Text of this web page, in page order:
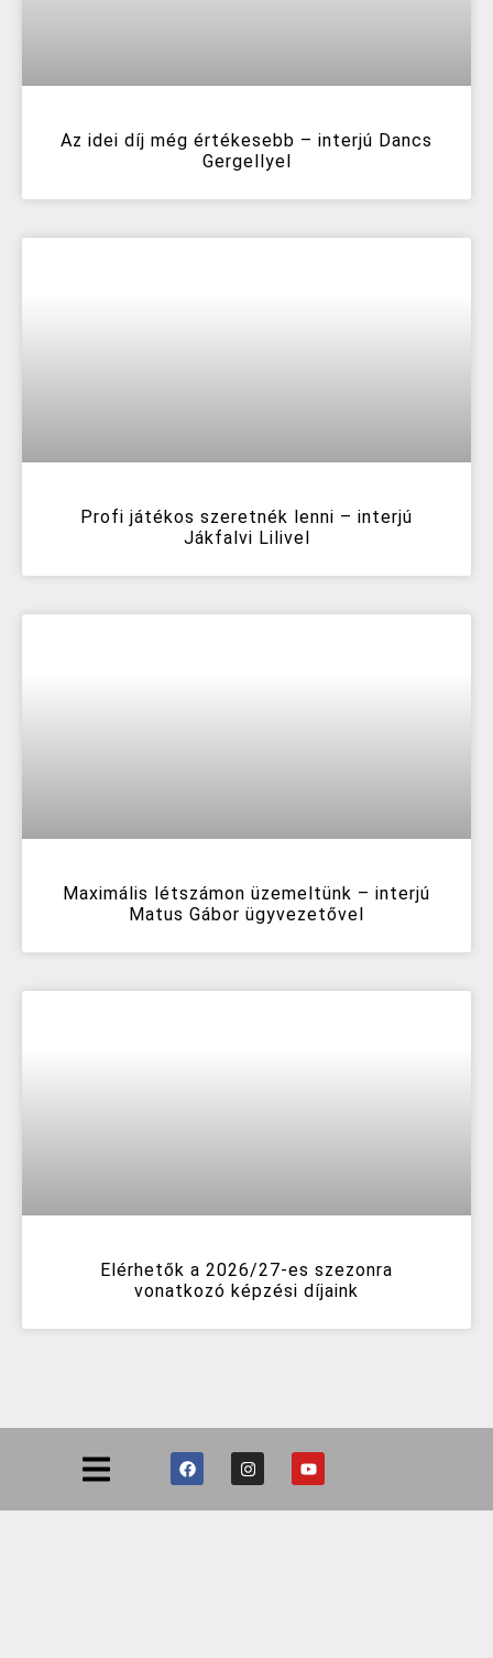
Az idei díj még értékesebb – interjú Dancs
Gergellyel
Profi játékos szeretnék lenni – interjú
Jákfalvi Lilivel
Maximális létszámon üzemeltünk – interjú
Matus Gábor ügyvezetővel
Elérhetők a 2026/27-es szezonra
vonatkozó képzési díjaink